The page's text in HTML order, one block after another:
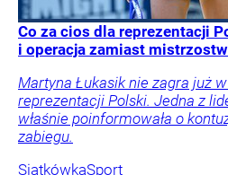
Co za cios dla reprezentacji
i operacja zamiast
Martyna Łukasik nie zagra już
reprezentacji Polski. Jedna z
właśnie poinformowała o
zabiegu.
SiatkówkaSport